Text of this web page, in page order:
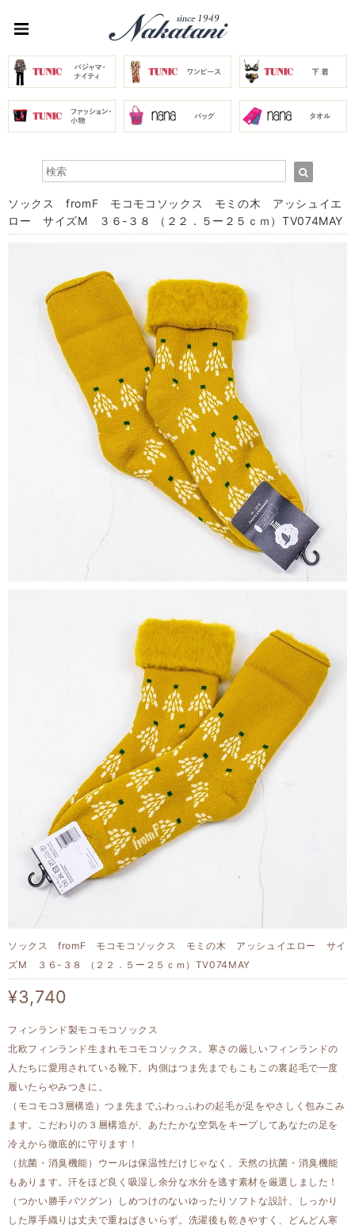
ソックス fromF モコモコソックス モミの木 アッシュイエ
ロー サイズM ３６-３８ （２２．５ー２５ｃｍ）TV074MAY
ソックス fromF モコモコソックス モミの木 アッシュイエロー サイ
ズM ３６-３８ （２２．５ー２５ｃｍ）TV074MAY
¥3,740
フィンランド製モコモコソックス
北欧フィンランド生まれモコモコソックス。寒さの厳しいフィンランドの
人たちに愛用されている靴下。内側はつま先までもこもこの裏起毛で一度
履いたらやみつきに。
（モコモコ3層構造）つま先までふわっふわの起毛が足をやさしく包みこみ
ます。こだわりの３層構造が、あたたかな空気をキープしてあなたの足を
冷えから徹底的に守ります！
（抗菌・消臭機能）ウールは保温性だけじゃなく、天然の抗菌・消臭機能
もあります。汗をほど良く吸湿し余分な水分を逃す素材を厳選しました！
（つかい勝手バツグン）しめつけのないゆったりソフトな設計、しっかり
した厚手織りは丈夫で重ねばきいらず。洗濯後も乾きやすく、どんどん寒